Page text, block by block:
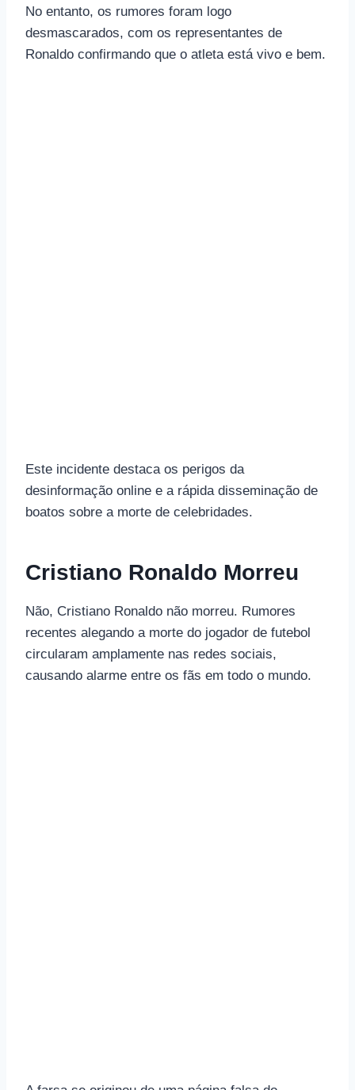
No entanto, os rumores foram logo
desmascarados, com os representantes de
Ronaldo confirmando que o atleta está vivo e bem.
Este incidente destaca os perigos da
desinformação online e a rápida disseminação de
boatos sobre a morte de celebridades.
Cristiano Ronaldo Morreu
Não, Cristiano Ronaldo não morreu. Rumores
recentes alegando a morte do jogador de futebol
circularam amplamente nas redes sociais,
causando alarme entre os fãs em todo o mundo.